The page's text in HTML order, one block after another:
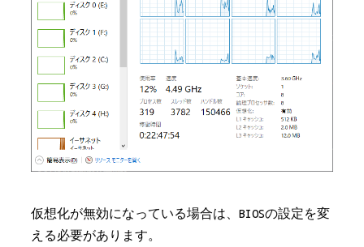
仮想化が無効になっている場合は、BIOSの設定を変
える必要があります。